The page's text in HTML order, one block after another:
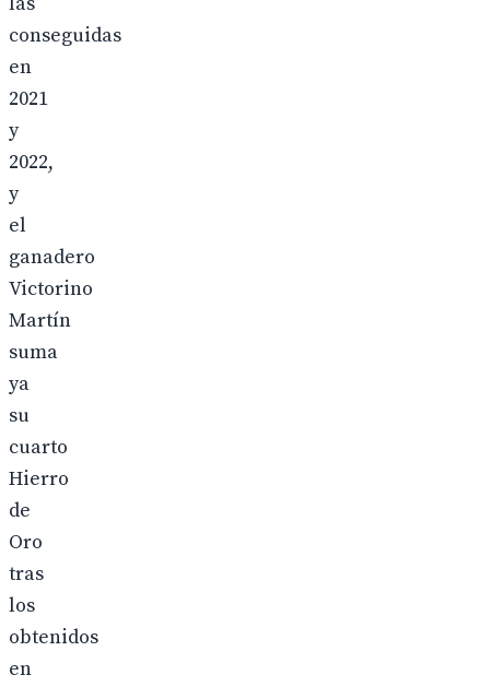
conseguidas
en
2021
y
2022,
y
el
ganadero
Victorino
Martín
suma
ya
su
cuarto
Hierro
de
Oro
tras
los
obtenidos
en